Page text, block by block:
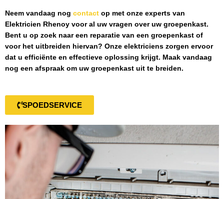
Neem vandaag nog contact op met onze experts van
Elektricien Rhenoy voor al uw vragen over uw groepenkast.
Bent u op zoek naar een reparatie van een groepenkast of
voor het uitbreiden hiervan? Onze elektriciens zorgen ervoor
dat u efficiënte en effectieve oplossing krijgt. Maak vandaag
nog een afspraak om uw groepenkast uit te breiden.
SPOEDSERVICE